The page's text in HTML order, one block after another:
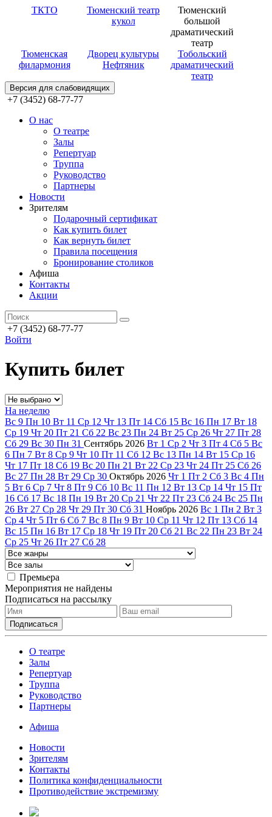
ТКТО
Тюменский театр
кукол
Тюменский
большой
драматический
театр
Тюменская
филармония
Дворец культуры
Нефтяник
Тобольский
драматический
театр
Версия для слабовидящих
+7 (3452) 68-77-77
О нас
О театре
Залы
Репертуар
Труппа
Руководство
Партнеры
Новости
Зрителям
Подарочный сертификат
Как купить билет
Как вернуть билет
Правила посещения
Бронирование столиков
Афиша
Контакты
Акции
+7 (3452) 68-77-77
Войти
Купить билет
На неделю
Вс 9 Пн 10 Вт 11 Ср 12 Чт 13 Пт 14 Сб 15 Вс 16 Пн 17 Вт 18
Ср 19 Чт 20 Пт 21 Сб 22 Вс 23 Пн 24 Вт 25 Ср 26 Чт 27 Пт 28
Сб 29 Вс 30 Пн 31 Сентябрь 2026 Вт 1 Ср 2 Чт 3 Пт 4 Сб 5 Вс
6 Пн 7 Вт 8 Ср 9 Чт 10 Пт 11 Сб 12 Вс 13 Пн 14 Вт 15 Ср 16
Чт 17 Пт 18 Сб 19 Вс 20 Пн 21 Вт 22 Ср 23 Чт 24 Пт 25 Сб 26
Вс 27 Пн 28 Вт 29 Ср 30 Октябрь 2026 Чт 1 Пт 2 Сб 3 Вс 4 Пн
5 Вт 6 Ср 7 Чт 8 Пт 9 Сб 10 Вс 11 Пн 12 Вт 13 Ср 14 Чт 15 Пт
16 Сб 17 Вс 18 Пн 19 Вт 20 Ср 21 Чт 22 Пт 23 Сб 24 Вс 25 Пн
26 Вт 27 Ср 28 Чт 29 Пт 30 Сб 31 Ноябрь 2026 Вс 1 Пн 2 Вт 3
Ср 4 Чт 5 Пт 6 Сб 7 Вс 8 Пн 9 Вт 10 Ср 11 Чт 12 Пт 13 Сб 14
Вс 15 Пн 16 Вт 17 Ср 18 Чт 19 Пт 20 Сб 21 Вс 22 Пн 23 Вт 24
Ср 25 Чт 26 Пт 27 Сб 28
Премьера
Мероприятия не найдены
Подписаться на рассылку
О театре
Залы
Репертуар
Труппа
Руководство
Партнеры
Афиша
Новости
Зрителям
Контакты
Политика конфиденциальности
Противодействие экстремизму